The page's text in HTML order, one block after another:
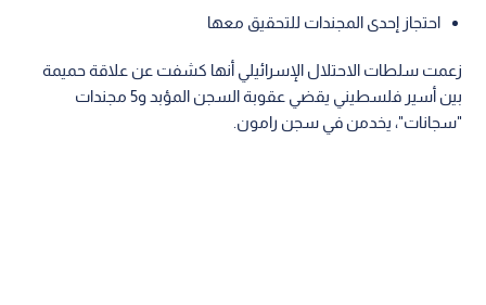
احتجاز إحدى المجندات للتحقيق معها
زعمت سلطات الاحتلال الإسرائيلي أنها كشفت عن علاقة حميمة
بين أسير فلسطيني يقضي عقوبة السجن المؤبد و5 مجندات
"سجانات"، يخدمن في سجن رامون.